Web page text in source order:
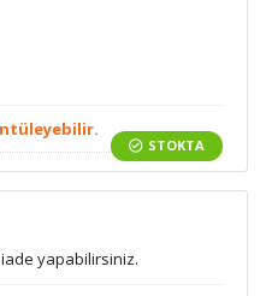
STOKTA
yapabilirsiniz.